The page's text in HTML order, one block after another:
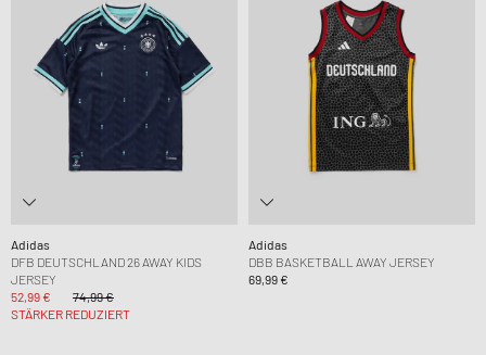
Adidas
DFB DEUTSCHLAND 26 AWAY KIDS
JERSEY
52,99 €
74,99 €
STÄRKER REDUZIERT
Adidas
DBB BASKETBALL AWAY JERSEY
69,99 €